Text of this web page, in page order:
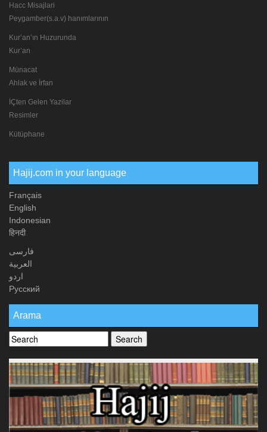
Hacc Misajlari
Peygamber(s.a.v) hanımlarının
Kur’an’ın Huzurunda
Kur’an
Münacat
Ahlak ve İrfan
İÇten Gelen Yazilar
Resimler
Kütüphane
Hajij.com in your language
Français
English
Indonesian
हिनदी
فارسی
العربیة
اردو
Русский
Arama